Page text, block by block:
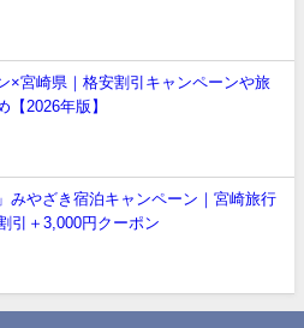
×宮崎県｜格安割引キャンペーンや旅
【2026年版】
みやざき宿泊キャンペーン｜宮崎旅行
引＋3,000円クーポン